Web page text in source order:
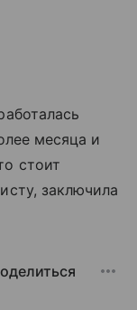
месяца и
стоит
заключила